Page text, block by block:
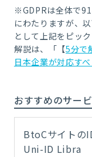
※GDPRは全体で
にわたりますが、
として上記をピッ
解説は、「 【5分で
日本企業が対応す
おすすめのサー
BtoCサイトの
Uni-ID Libra